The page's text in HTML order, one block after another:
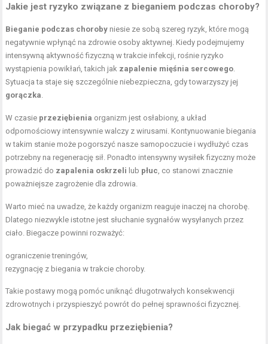
Jakie jest ryzyko związane z bieganiem podczas choroby?
Bieganie podczas choroby niesie ze sobą szereg ryzyk, które mogą
negatywnie wpłynąć na zdrowie osoby aktywnej. Kiedy podejmujemy
intensywną aktywność fizyczną w trakcie infekcji, rośnie ryzyko
wystąpienia powikłań, takich jak zapalenie mięśnia sercowego
Sytuacja ta staje się szczególnie niebezpieczna, gdy towarzyszy jej
gorączka
W czasie przeziębienia organizm jest osłabiony, a układ
odpornościowy intensywnie walczy z wirusami. Kontynuowanie biegania
w takim stanie może pogorszyć nasze samopoczucie i wydłużyć czas
potrzebny na regenerację sił. Ponadto intensywny wysiłek fizyczny może
prowadzić do zapalenia oskrzeli lub płuc , co stanowi znacznie
poważniejsze zagrożenie dla zdrowia.
Warto mieć na uwadze, że każdy organizm reaguje inaczej na chorobę.
Dlatego niezwykle istotne jest słuchanie sygnałów wysyłanych przez
ciało. Biegacze powinni rozważyć:
ograniczenie treningów,
rezygnację z biegania w trakcie choroby.
Takie postawy mogą pomóc uniknąć długotrwałych konsekwencji
zdrowotnych i przyspieszyć powrót do pełnej sprawności fizycznej.
Jak biegać w przypadku przeziębienia?